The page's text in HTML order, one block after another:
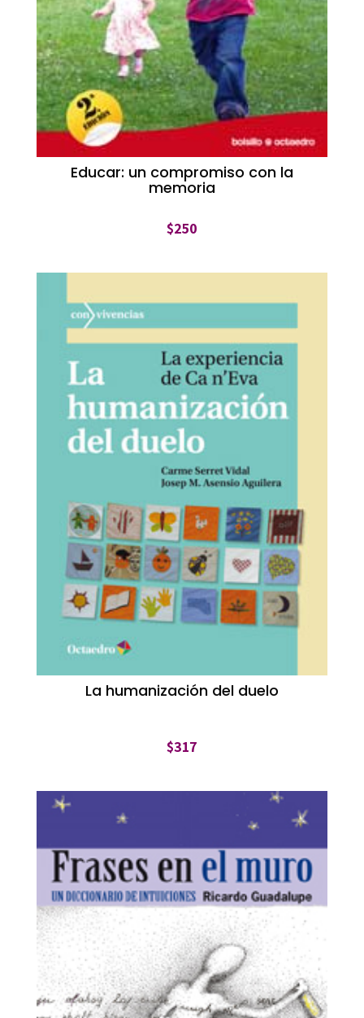
Educar: un compromiso con la
memoria
$250
La humanización del duelo
$317